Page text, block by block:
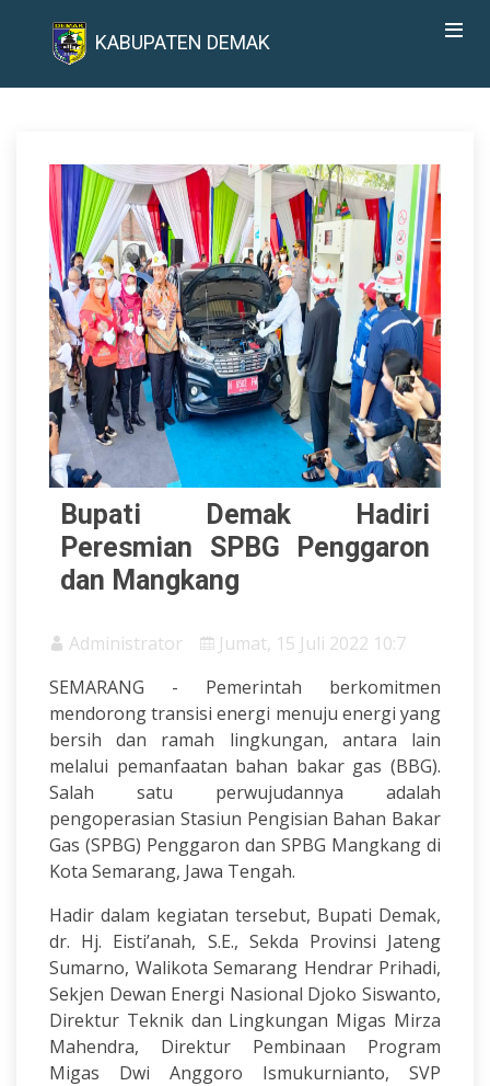
KABUPATEN DEMAK
Bupati Demak Hadiri
Peresmian SPBG Penggaron
dan Mangkang
Administrator
Jumat, 15 Juli 2022 10:7
SEMARANG - Pemerintah berkomitmen
mendorong transisi energi menuju energi yang
bersih dan ramah lingkungan, antara lain
melalui pemanfaatan bahan bakar gas (BBG).
Salah satu perwujudannya adalah
pengoperasian Stasiun Pengisian Bahan Bakar
Gas (SPBG) Penggaron dan SPBG Mangkang di
Kota Semarang, Jawa Tengah.
Hadir dalam kegiatan tersebut, Bupati Demak,
dr. Hj. Eisti’anah, S.E., Sekda Provinsi Jateng
Sumarno, Walikota Semarang Hendrar Prihadi,
Sekjen Dewan Energi Nasional Djoko Siswanto,
Direktur Teknik dan Lingkungan Migas Mirza
Mahendra, Direktur Pembinaan Program
Migas Dwi Anggoro Ismukurnianto, SVP